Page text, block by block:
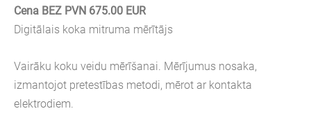
Cena BEZ PVN 675.00 EUR
Digitālais koka mitruma mērītājs
Vairāku koku veidu mērīšanai. Mērījumus nosaka,
izmantojot pretestības metodi, mērot ar kontakta
elektrodiem.